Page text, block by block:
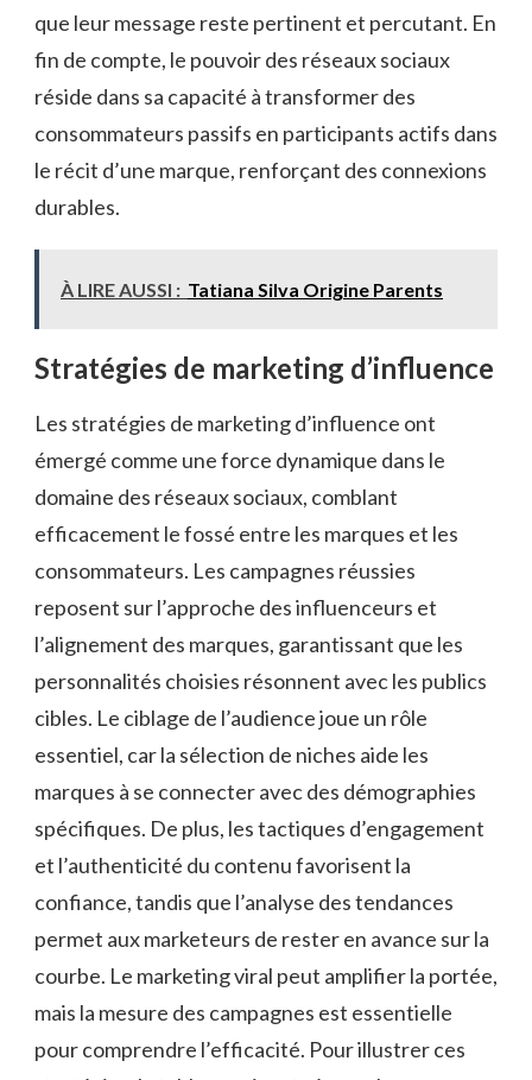
que leur message reste pertinent et percutant. En
fin de compte, le pouvoir des réseaux sociaux
réside dans sa capacité à transformer des
consommateurs passifs en participants actifs dans
le récit d’une marque, renforçant des connexions
durables.
À LIRE AUSSI : Tatiana Silva Origine Parents
Stratégies de marketing d’influence
Les stratégies de marketing d’influence ont
émergé comme une force dynamique dans le
domaine des réseaux sociaux, comblant
efficacement le fossé entre les marques et les
consommateurs. Les campagnes réussies
reposent sur l’approche des influenceurs et
l’alignement des marques, garantissant que les
personnalités choisies résonnent avec les publics
cibles. Le ciblage de l’audience joue un rôle
essentiel, car la sélection de niches aide les
marques à se connecter avec des démographies
spécifiques. De plus, les tactiques d’engagement
et l’authenticité du contenu favorisent la
confiance, tandis que l’analyse des tendances
permet aux marketeurs de rester en avance sur la
courbe. Le marketing viral peut amplifier la portée,
mais la mesure des campagnes est essentielle
pour comprendre l’efficacité. Pour illustrer ces